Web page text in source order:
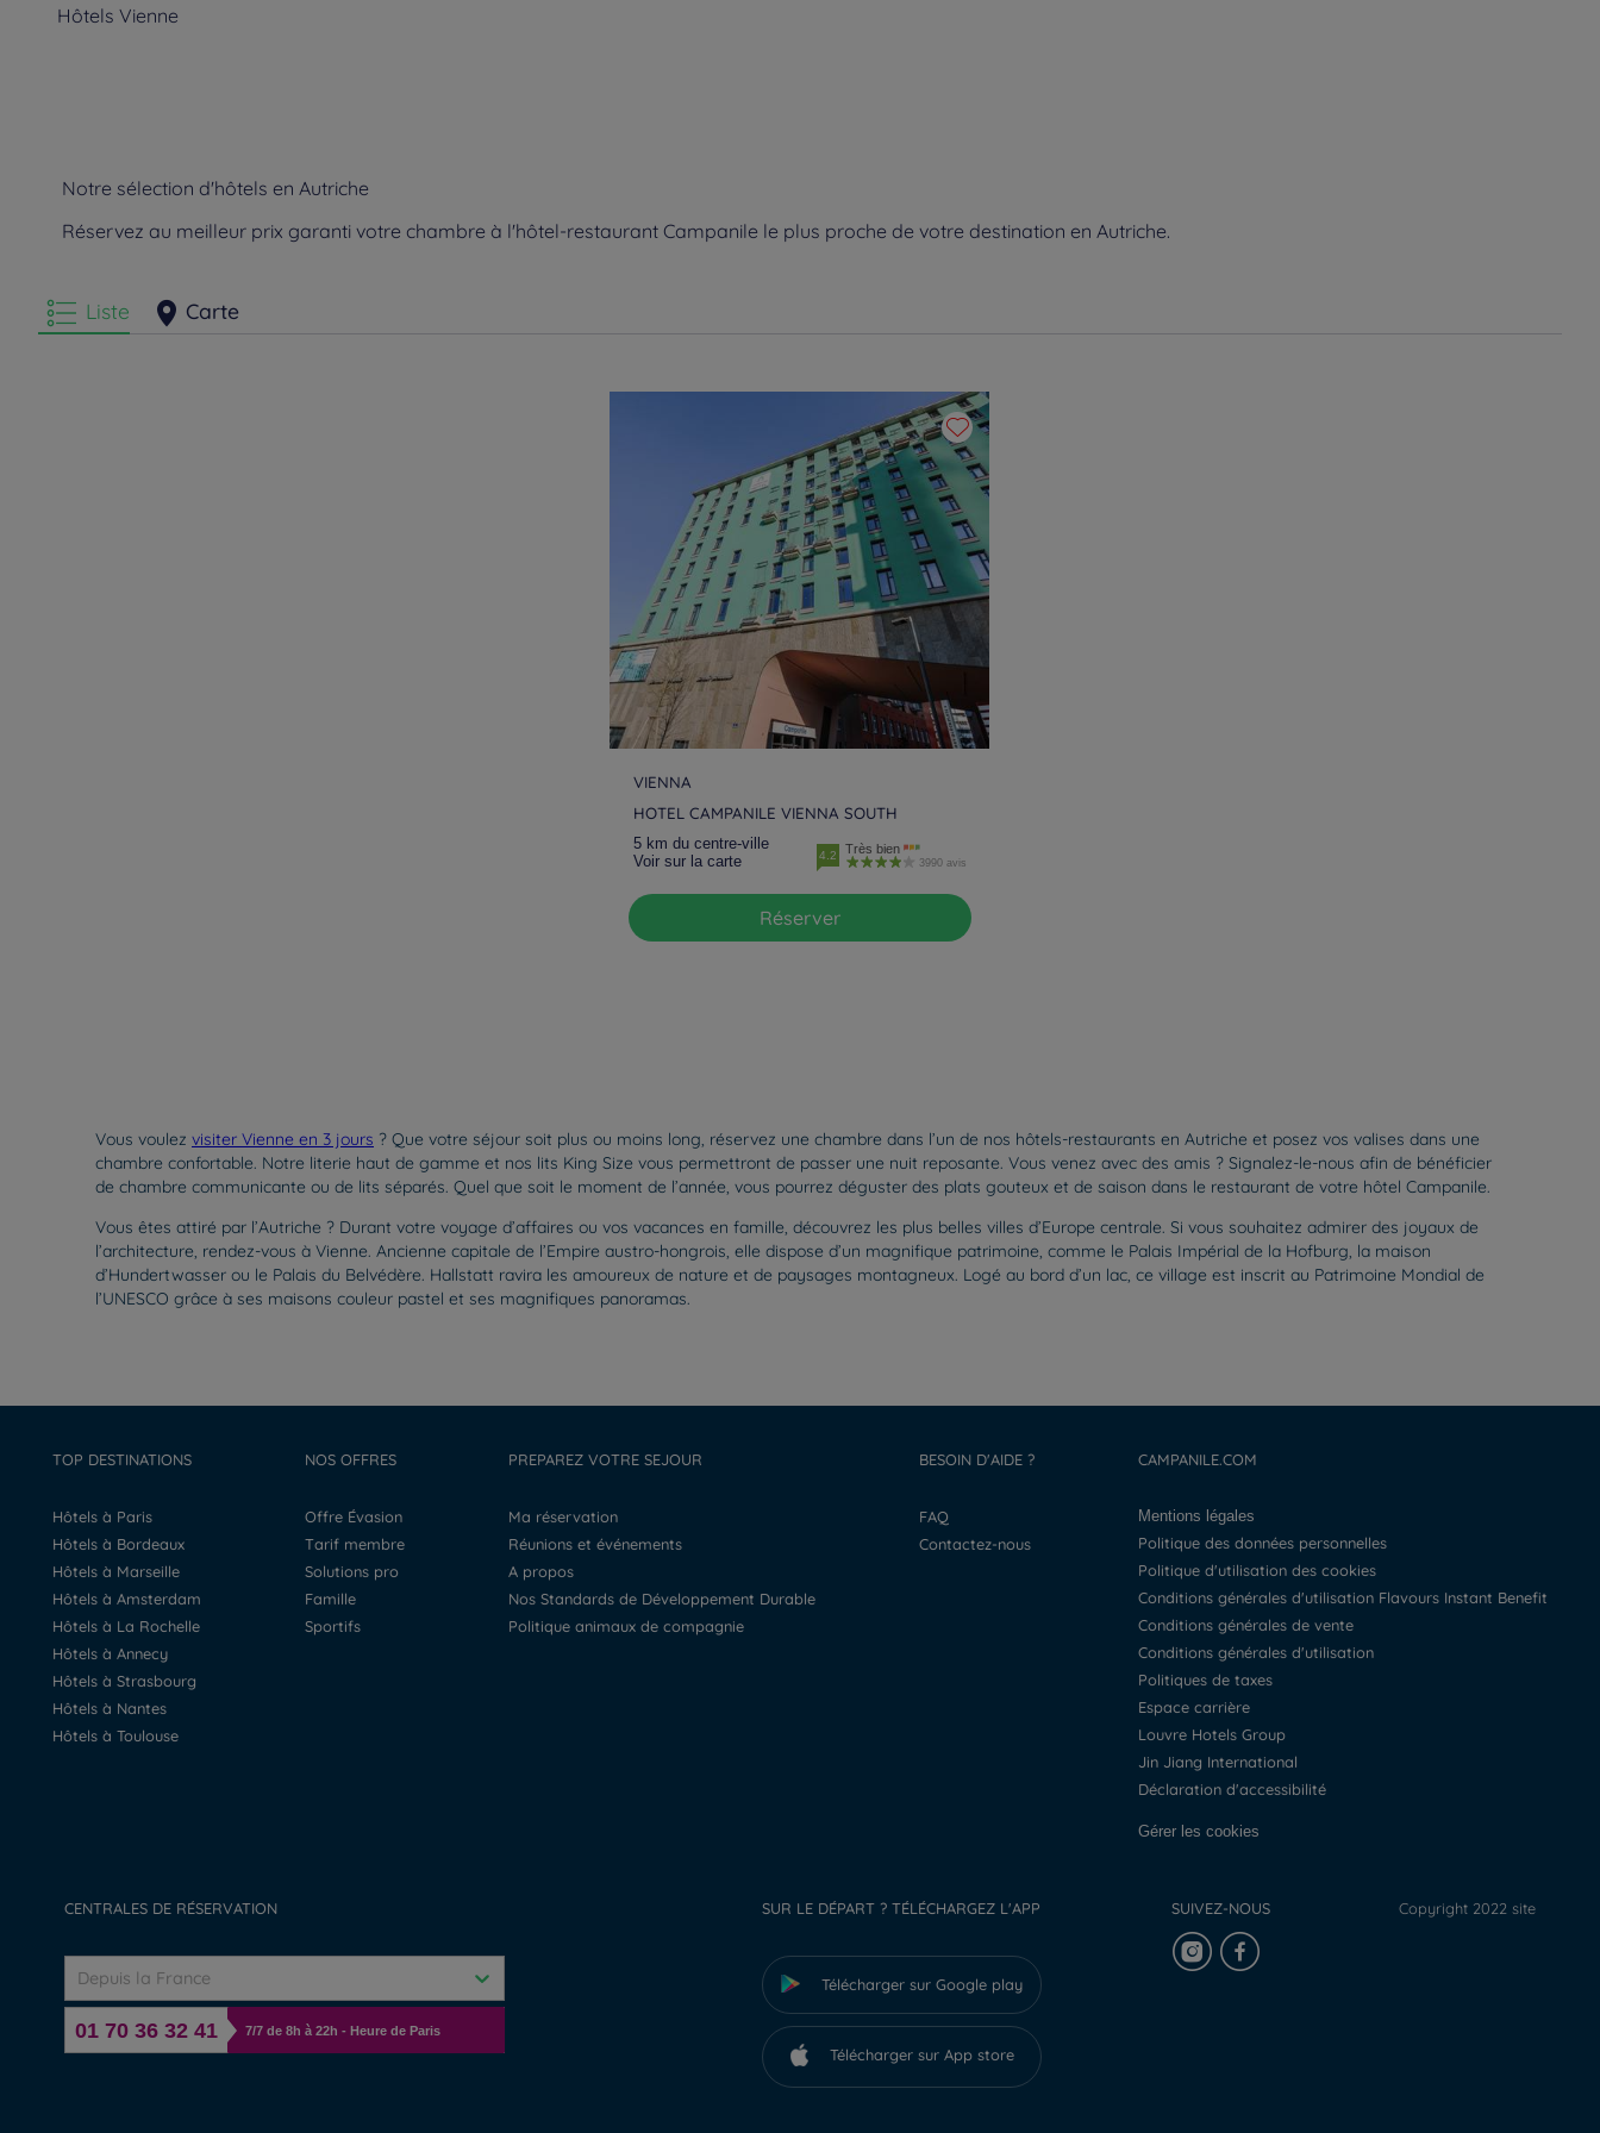
Hôtels Vienne
Notre sélection d'hôtels en Autriche
Réservez au meilleur prix garanti votre chambre à l'hôtel-restaurant Campanile le plus proche de votre destination en Autriche.
Liste Carte
VIENNA
HOTEL CAMPANILE VIENNA SOUTH
5 km du centre-ville
Voir sur la carte
4.2 Très bien
3990 avis
Réserver
Vous voulez visiter Vienne en 3 jours ? Que votre séjour soit plus ou moins long, réservez une chambre dans l’un de nos hôtels-restaurants en Autriche et posez vos valises dans une
chambre confortable. Notre literie haut de gamme et nos lits King Size vous permettront de passer une nuit reposante. Vous venez avec des amis ? Signalez-le-nous afin de bénéficier
de chambre communicante ou de lits séparés. Quel que soit le moment de l’année, vous pourrez déguster des plats gouteux et de saison dans le restaurant de votre hôtel Campanile.
Vous êtes attiré par l’Autriche ? Durant votre voyage d’affaires ou vos vacances en famille, découvrez les plus belles villes d’Europe centrale. Si vous souhaitez admirer des joyaux de
l’architecture, rendez-vous à Vienne. Ancienne capitale de l’Empire austro-hongrois, elle dispose d’un magnifique patrimoine, comme le Palais Impérial de la Hofburg, la maison
d’Hundertwasser ou le Palais du Belvédère. Hallstatt ravira les amoureux de nature et de paysages montagneux. Logé au bord d’un lac, ce village est inscrit au Patrimoine Mondial de
l’UNESCO grâce à ses maisons couleur pastel et ses magnifiques panoramas.
TOP DESTINATIONS
Hôtels à Paris
Hôtels à Bordeaux
Hôtels à Marseille
Hôtels à Amsterdam
Hôtels à La Rochelle
Hôtels à Annecy
Hôtels à Strasbourg
Hôtels à Nantes
Hôtels à Toulouse
NOS OFFRES
Offre Évasion
Tarif membre
Solutions pro
Famille
Sportifs
PREPAREZ VOTRE SEJOUR
Ma réservation
Réunions et événements
A propos
Nos Standards de Développement Durable
Politique animaux de compagnie
BESOIN D'AIDE ?
FAQ
Contactez-nous
CAMPANILE.COM
Mentions légales
Politique des données personnelles
Politique d'utilisation des cookies
Conditions générales d'utilisation Flavours Instant Benefit
Conditions générales de vente
Conditions générales d'utilisation
Politiques de taxes
Espace carrière
Louvre Hotels Group
Jin Jiang International
Déclaration d'accessibilité
Gérer les cookies
CENTRALES DE RÉSERVATION
Depuis la France
01 70 36 32 41 7/7 de 8h à 22h - Heure de Paris
SUR LE DÉPART ? TÉLÉCHARGEZ L'APP
Télécharger sur Google play
Télécharger sur App store
SUIVEZ-NOUS Copyright 2022 site